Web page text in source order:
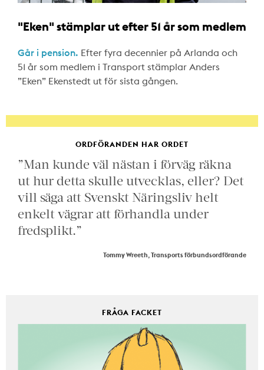
"Eken" stämplar ut efter 51 år som medlem
Går i pension. Efter fyra decennier på Arlanda och
51 år som medlem i Transport stämplar Anders
”Eken” Ekenstedt ut för sista gången.
ORDFÖRANDEN HAR ORDET
”Man kunde väl nästan i förväg räkna
ut hur detta skulle utvecklas, eller? Det
vill säga att Svenskt Näringsliv helt
enkelt vägrar att förhandla under
fredsplikt.”
Tommy Wreeth, Transports förbundsordförande
FRÅGA FACKET